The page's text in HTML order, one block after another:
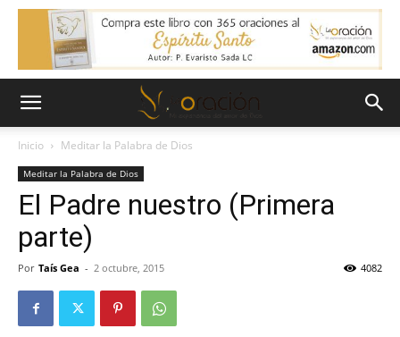
Inicio Meditar la Palabra de Dios
Meditar la Palabra de Dios
El Padre nuestro (Primera
parte)
Por Taís Gea - 2 octubre, 2015 4082